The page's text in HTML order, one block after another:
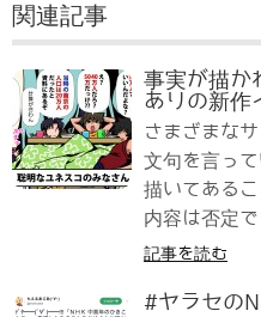
関連記事
事実が描か
ありの新作
さまざまな
文句を言っ
描いてある
内容は否定で
記事を読む
#ヤラセの